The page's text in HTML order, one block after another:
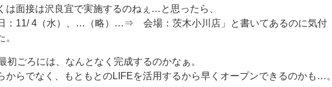
は面接は沢良宜で実施するのねぇ…と思ったら、
日：11/ 4（水）、…（略）…⇒ 会場：茨木小川店」と書いてあるのに気付
。
初ごろには、なんとなく完成するのかなぁ。
からでなく、もともとのLIFEを活用するから早くオープンできるのかも…。